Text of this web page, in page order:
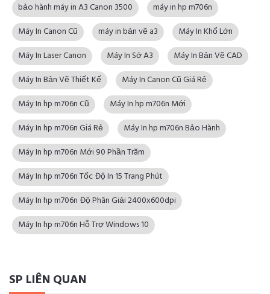
bảo hành máy in A3 Canon 3500
máy in hp m706n
Máy In Canon Cũ
máy in bản vẽ a3
Máy In Khổ Lớn
Máy In Laser Canon
Máy In Sớ A3
Máy In Bản Vẽ CAD
Máy In Bản Vẽ Thiết Kế
Máy In Canon Cũ Giá Rẻ
Máy In hp m706n Cũ
Máy In hp m706n Mới
Máy In hp m706n Giá Rẻ
Máy In hp m706n Bảo Hành
Máy In hp m706n Mới 90 Phần Trăm
Máy In hp m706n Tốc Độ In 15 Trang Phút
Máy In hp m706n Độ Phân Giải 2400x600dpi
Máy In hp m706n Hỗ Trợ Windows 10
SP LIÊN QUAN